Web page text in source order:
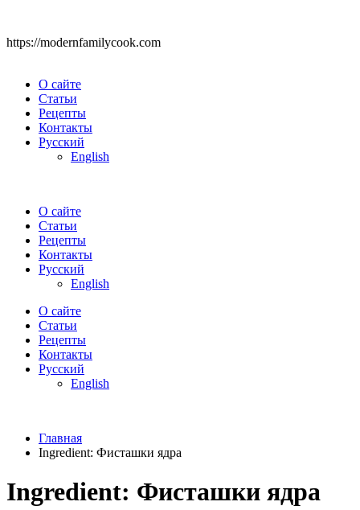
https://modernfamilycook.com
О сайте
Статьи
Рецепты
Контакты
Русский
English
О сайте
Статьи
Рецепты
Контакты
Русский
English
О сайте
Статьи
Рецепты
Контакты
Русский
English
Главная
Ingredient: Фисташки ядра
Ingredient: Фисташки ядра